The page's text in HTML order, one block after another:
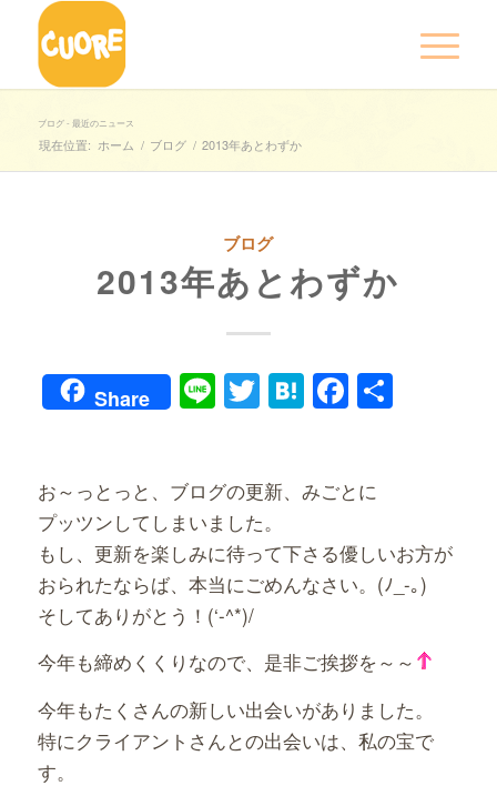
ブログ - 最近のニュース
現在位置: ホーム / ブログ / 2013年あとわずか
ブログ
2013年あとわずか
Share LineTwitter
Hatena共
お～っとっと、ブログの更新、みごとに
プッツンしてしまいました。
もし、更新を楽しみに待って下さる優しいお方が
おられたならば、本当にごめんなさい。(ﾉ_-｡)
そしてありがとう！(‘-^*)/
今年も締めくくりなので、是非ご挨拶を～～
今年もたくさんの新しい出会いがありました。
特にクライアントさんとの出会いは、私の宝で
す。